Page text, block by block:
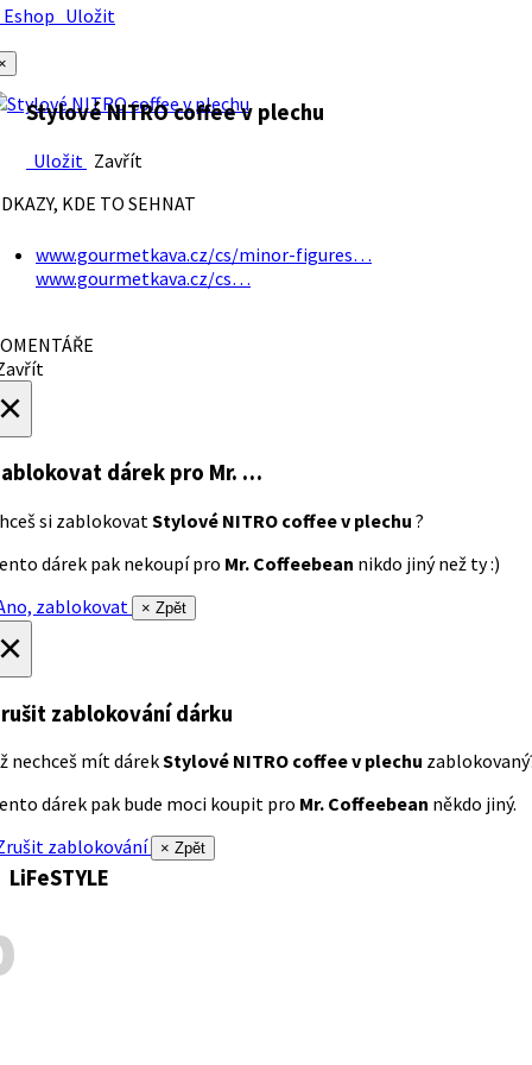
Uložit
Stylové NITRO coffee v plechu
Uložit Zavřít
KDE TO SEHNAT
www.gourmetkava.cz/cs/minor-figures…
www.gourmetkava.cz/cs…
dárek pro Mr. …
si zablokovat Stylové NITRO coffee v plechu ?
dárek pak nekoupí pro Mr. Coffeebean nikdo jiný než ty :)
zablokovat
× Zpět
zablokování dárku
nechceš mít dárekStylové NITRO coffee v plechu
dárek pak bude moci koupit pro Mr. Coffeebean někdo jiný.
zablokování
× Zpět
LiFeSTYLE